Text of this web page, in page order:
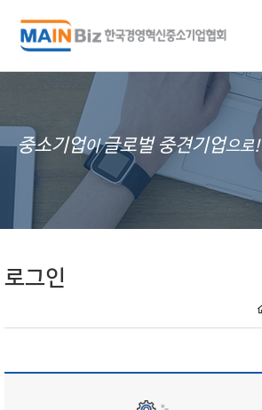
중소기업이글로벌 중견기업으로!
로그인